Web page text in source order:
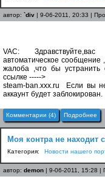
автор: `div | 9-06-2011, 20:33 |
VAC:
автоматическое сообщение
жалоба ,что бы устранить
ссылке ----->
steam-ban.ххх.ru Если вы
аккаунт будет заблокирован.
Комментарии (4) Подробнее
Моя контра не находит
Категория: Новости нашего
автор: demon | 9-06-2011, 15:28 |